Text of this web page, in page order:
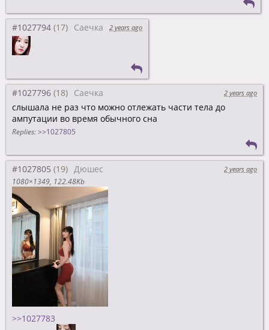
#1027794 Саечка 2 years ago
#1027796 Саечка 2 years ago
слышала не раз что можно отлежать части тела до
ампутации во время обычного сна
Replies: >>1027805
#1027805 Дюшес
2 years ago
1080×1349 122.48Kb
>>1027783